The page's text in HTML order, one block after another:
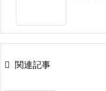
 関連記事